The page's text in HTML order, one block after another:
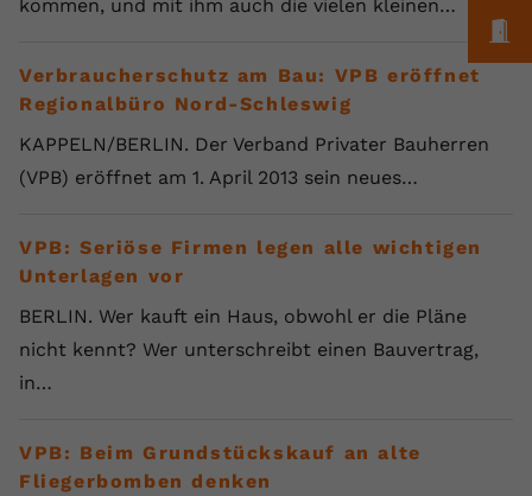
kommen, und mit ihm auch die vielen kleinen…
Verbraucherschutz am Bau: VPB eröffnet
Regionalbüro Nord-Schleswig
KAPPELN/BERLIN. Der Verband Privater Bauherren
(VPB) eröffnet am 1. April 2013 sein neues…
VPB: Seriöse Firmen legen alle wichtigen
Unterlagen vor
BERLIN. Wer kauft ein Haus, obwohl er die Pläne
nicht kennt? Wer unterschreibt einen Bauvertrag,
in…
VPB: Beim Grundstückskauf an alte
Fliegerbomben denken